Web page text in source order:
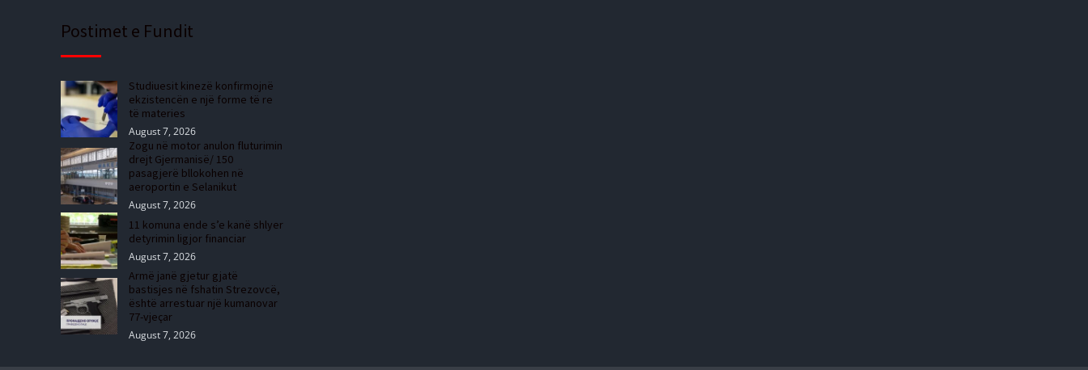
Postimet e Fundit
Studiuesit kinezë konfirmojnë
ekzistencën e një forme të re
të materies
August 7, 2026
Zogu në motor anulon fluturimin
drejt Gjermanisë/ 150
pasagjerë bllokohen në
aeroportin e Selanikut
August 7, 2026
11 komuna ende s’e kanë shlyer
detyrimin ligjor financiar
August 7, 2026
Armë janë gjetur gjatë
bastisjes në fshatin Strezovcë,
është arrestuar një kumanovar
77-vjeçar
August 7, 2026